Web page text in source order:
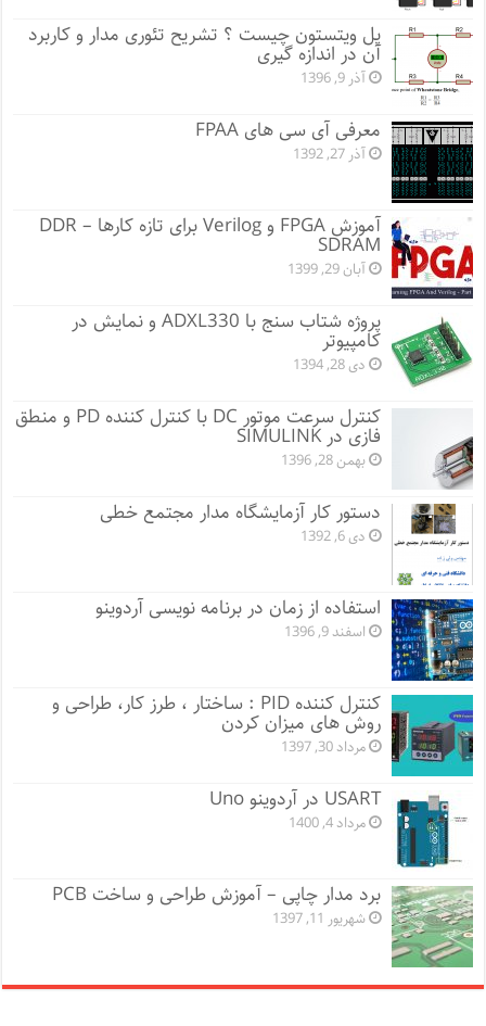
پل ویتستون چیست ؟ تشریح تئوری مدار و کاربرد
آن در اندازه گیری
آذر 9, 1396
معرفی آی سی های FPAA
آذر 27, 1392
آموزش FPGA و Verilog برای تازه کارها – DDR
SDRAM
آبان 29, 1399
پروژه شتاب سنج با ADXL330 و نمایش در
کامپیوتر
دی 28, 1394
کنترل سرعت موتور DC با کنترل کننده PD و منطق
فازی در SIMULINK
بهمن 28, 1396
دستور کار آزمایشگاه مدار مجتمع خطی
دی 6, 1392
استفاده از زمان در برنامه نویسی آردوینو
اسفند 9, 1396
کنترل کننده PID : ساختار ، طرز کار، طراحی و
روش های میزان کردن
مرداد 30, 1397
USART در آردوینو Uno
مرداد 4, 1400
برد مدار چاپی – آموزش طراحی و ساخت PCB
شهریور 11, 1397